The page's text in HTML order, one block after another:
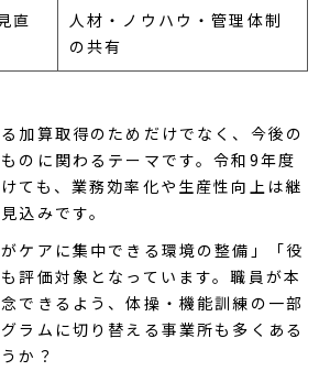
直
人材・ノウハウ・管理体制
の共有
加算取得のためだけでなく、今後の
のに関わるテーマです。令和9年度
ても、業務効率化や生産性向上は継
込みです。
ケアに集中できる環境の整備」「役
評価対象となっています。職員が本
できるよう、体操・機能訓練の一部
ラムに切り替える事業所も多くある
か？